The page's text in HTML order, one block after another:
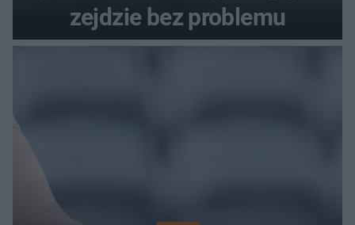
zejdzie bez problemu